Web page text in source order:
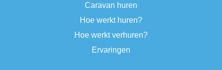
Caravan huren
Hoe werkt huren?
Hoe werkt verhuren?
Ervaringen